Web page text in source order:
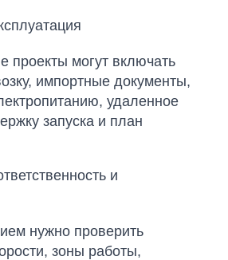
проекты могут включать
импортные документы,
удаленное
запуска и план
и
нужно проверить
зоны работы,